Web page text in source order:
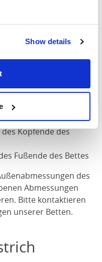
Show details
79"
Kopfende des
Fußende des Bettes
des
Abmessungen
Bitte kontaktieren
unserer Betten.